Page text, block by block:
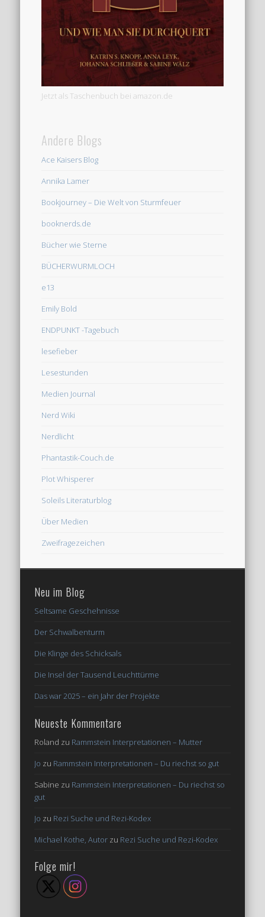
Jetzt als Taschenbuch bei amazon.de
Andere Blogs
Ace Kaisers Blog
Annika Lamer
Bookjourney – Die Welt von Sturmfeuer
booknerds.de
Bücher wie Sterne
BÜCHERWURMLOCH
e13
Emily Bold
ENDPUNKT -Tagebuch
lesefieber
Lesestunden
Medien Journal
Nerd Wiki
Nerdlicht
Phantastik-Couch.de
Plot Whisperer
Soleils Literaturblog
Über Medien
Zweifragezeichen
Neu im Blog
Seltsame Geschehnisse
Der Schwalbenturm
Die Klinge des Schicksals
Die Insel der Tausend Leuchttürme
Das war 2025 – ein Jahr der Projekte
Neueste Kommentare
Roland zu Rammstein Interpretationen – Mutter
Jo zu Rammstein Interpretationen – Du riechst so gut
Sabine zu Rammstein Interpretationen – Du riechst so
gut
Jo zu Rezi Suche und Rezi-Kodex
Michael Kothe, Autor zu Rezi Suche und Rezi-Kodex
Folge mir!